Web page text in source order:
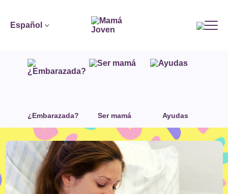
Español
¿Embarazada? Ser mamá Ayudas